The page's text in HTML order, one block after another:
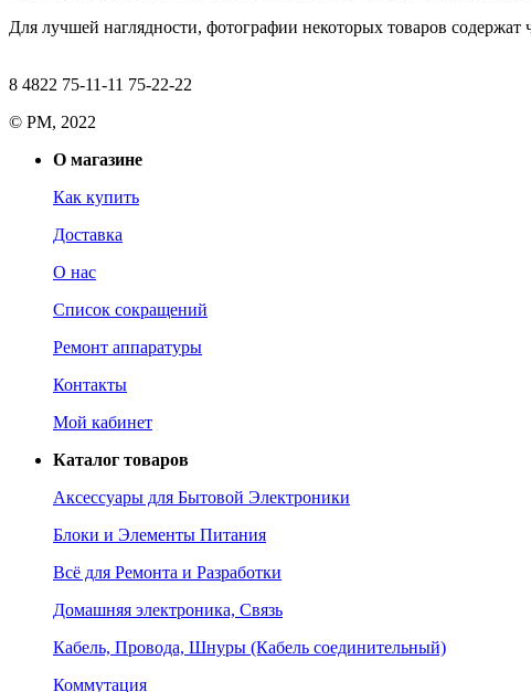
Для лучшей наглядности, фотографии некоторых товаров содержат
8 4822 75-11-11 75-22-22
© РМ, 2022
О магазине
Как купить
Доставка
О нас
Список сокращений
Ремонт аппаратуры
Контакты
Мой кабинет
Каталог товаров
Аксессуары для Бытовой Электроники
Блоки и Элементы Питания
Всё для Ремонта и Разработки
Домашняя электроника, Связь
Кабель, Провода, Шнуры (Кабель соединительный)
Коммутация